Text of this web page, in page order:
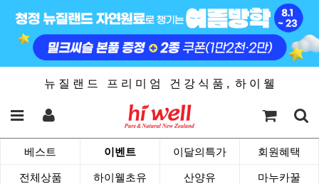
뉴 질 랜 드 프 리 미 엄 건 강 식 품 , 하 이 웰
베스트 이벤트 이달의특가 회원혜택
전체상품 하이웰초유 산양유 마누카꿀